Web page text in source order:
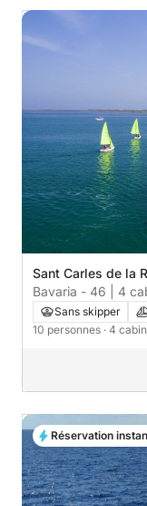
Sant Carles de la
Bavaria - 46 | 4
Sans skipper
10 personnes · 4
Réservation